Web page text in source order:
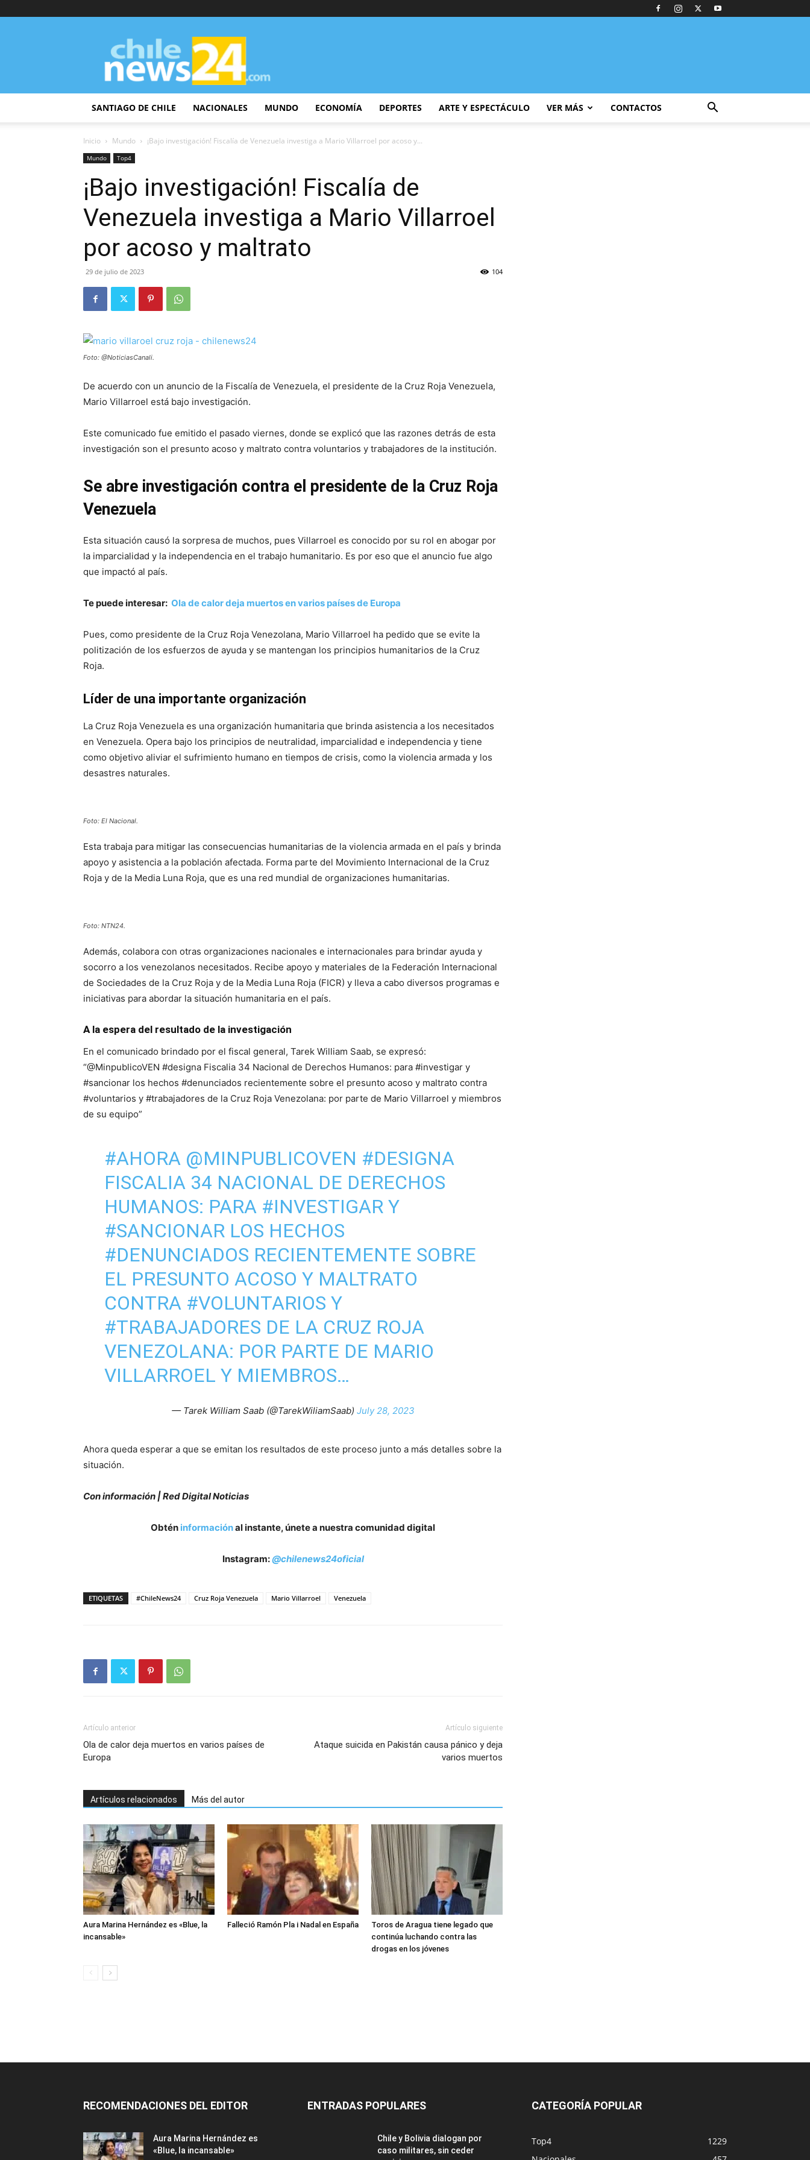
ChileNews24
SANTIAGO DE CHILE NACIONALES MUNDO ECONOMÍA DEPORTES ARTE Y ESPECTÁCULO VER MÁS CONTACTOS
Inicio Mundo ¡Bajo investigación! Fiscalía de Venezuela investiga a Mario Villarroel por acoso y...
Mundo Top4
¡Bajo investigación! Fiscalía de
Venezuela investiga a Mario Villarroel
por acoso y maltrato
29 de julio de 2023 104
Foto: @NoticiasCanali.
De acuerdo con un anuncio de la Fiscalía de Venezuela, el presidente de la Cruz Roja Venezuela,
Mario Villarroel está bajo investigación.
Este comunicado fue emitido el pasado viernes, donde se explicó que las razones detrás de esta
investigación son el presunto acoso y maltrato contra voluntarios y trabajadores de la institución.
Se abre investigación contra el presidente de la Cruz Roja
Venezuela
Esta situación causó la sorpresa de muchos, pues Villarroel es conocido por su rol en abogar por
la imparcialidad y la independencia en el trabajo humanitario. Es por eso que el anuncio fue algo
que impactó al país.
Te puede interesar: Ola de calor deja muertos en varios países de Europa
Pues, como presidente de la Cruz Roja Venezolana, Mario Villarroel ha pedido que se evite la
politización de los esfuerzos de ayuda y se mantengan los principios humanitarios de la Cruz
Roja.
Líder de una importante organización
La Cruz Roja Venezuela es una organización humanitaria que brinda asistencia a los necesitados
en Venezuela. Opera bajo los principios de neutralidad, imparcialidad e independencia y tiene
como objetivo aliviar el sufrimiento humano en tiempos de crisis, como la violencia armada y los
desastres naturales.
Foto: El Nacional.
Esta trabaja para mitigar las consecuencias humanitarias de la violencia armada en el país y brinda
apoyo y asistencia a la población afectada. Forma parte del Movimiento Internacional de la Cruz
Roja y de la Media Luna Roja, que es una red mundial de organizaciones humanitarias.
Foto: NTN24.
Además, colabora con otras organizaciones nacionales e internacionales para brindar ayuda y
socorro a los venezolanos necesitados. Recibe apoyo y materiales de la Federación Internacional
de Sociedades de la Cruz Roja y de la Media Luna Roja (FICR) y lleva a cabo diversos programas e
iniciativas para abordar la situación humanitaria en el país.
A la espera del resultado de la investigación
En el comunicado brindado por el fiscal general, Tarek William Saab, se expresó:
“@MinpublicoVEN #designa Fiscalia 34 Nacional de Derechos Humanos: para #investigar y
#sancionar los hechos #denunciados recientemente sobre el presunto acoso y maltrato contra
#voluntarios y #trabajadores de la Cruz Roja Venezolana: por parte de Mario Villarroel y miembros
de su equipo”
#AHORA @MINPUBLICOVEN #DESIGNA
FISCALIA 34 NACIONAL DE DERECHOS
HUMANOS: PARA #INVESTIGARY
#SANCIONARLOS HECHOS
#DENUNCIADOS RECIENTEMENTE SOBRE
EL PRESUNTO ACOSO Y MALTRATO
CONTRA #VOLUNTARIOS Y
#TRABAJADORES DE LA CRUZ ROJA
VENEZOLANA: POR PARTE DE MARIO
VILLARROEL Y MIEMBROS…
— Tarek William Saab (@TarekWiliamSaab) July 28, 2023
Ahora queda esperar a que se emitan los resultados de este proceso junto a más detalles sobre la
situación.
Con información | Red Digital Noticias
Obtén informaciónal instante, únete a nuestra comunidad digital
Instagram:@chilenews24oficial
ETIQUETAS #ChileNews24 Cruz Roja Venezuela Mario Villarroel Venezuela
Artículo anterior
Ola de calor deja muertos en varios países de
Europa
Artículo siguiente
Ataque suicida en Pakistán causa pánico y deja
varios muertos
Artículos relacionados Más del autor
Aura Marina Hernández es «Blue, la
incansable»
Falleció Ramón Pla i Nadal en España
Toros de Aragua tiene legado que
continúa luchando contra las
drogas en los jóvenes
RECOMENDACIONES DEL EDITOR
Aura Marina Hernández es
«Blue, la incansable»
ENTRADAS POPULARES
Chile y Bolivia dialogan por
caso militares, sin ceder
CATEGORÍA POPULAR
Top4
1229